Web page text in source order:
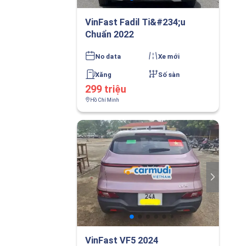
VinFast Fadil Ti&#234;u
Chuẩn 2022
No data Xe mới
Xăng Số sàn
299 triệu
Hồ Chí Minh
VinFast VF5 2024